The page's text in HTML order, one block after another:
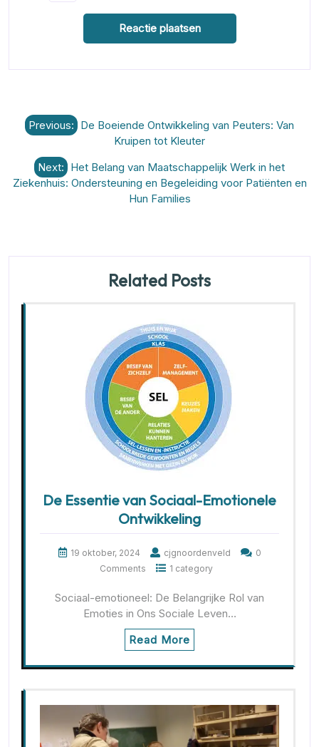
Berichtnavigatie
Previous: De Boeiende Ontwikkeling van Peuters: Van
Kruipen tot Kleuter
Next: Het Belang van Maatschappelijk Werk in het
Ziekenhuis: Ondersteuning en Begeleiding voor Patiënten en
Hun Families
Related Posts
De Essentie van Sociaal-Emotionele
Ontwikkeling
19 oktober, 2024 cjgnoordenveld
0
Comments
1 category
Sociaal-emotioneel: De Belangrijke Rol van
Emoties in Ons Sociale Leven…
Read More